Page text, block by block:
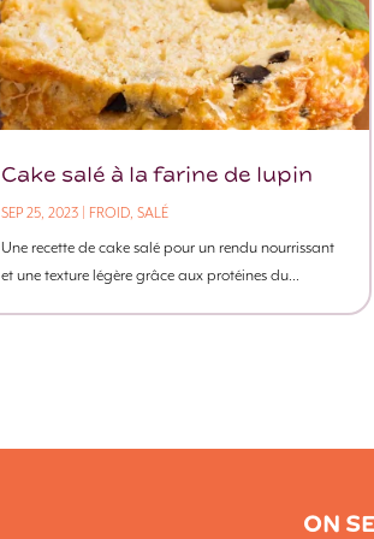
Cake salé à la farine de lupin
SEP 25, 2023 FROID, SALÉ
Une recette de cake salé pour un rendu nourrissant
et une texture légère grâce aux protéines du...
ON